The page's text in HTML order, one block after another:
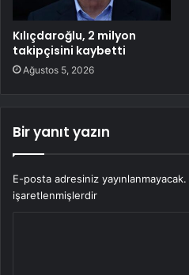
Kılıçdaroğlu, 2 milyon
takipçisini kaybetti
Ağustos 5, 2026
Bir yanıt yazın
E-posta adresiniz yayınlanmayacak.
işaretlenmişlerdir